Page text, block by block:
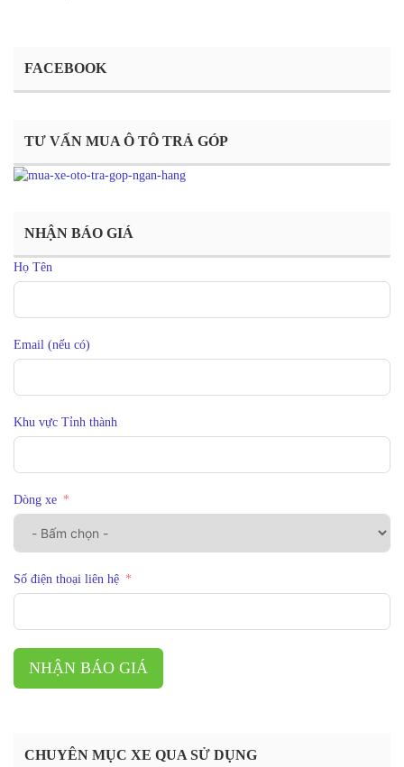
FACEBOOK
TƯ VẤN MUA Ô TÔ TRẢ GÓP
NHẬN BÁO GIÁ
Họ Tên
Email (nếu có)
Khu vực Tỉnh thành
Dòng xe
Số điện thoại liên hệ
NHẬN BÁO GIÁ
CHUYÊN MỤC XE QUA SỬ DỤNG